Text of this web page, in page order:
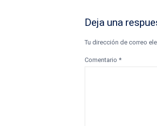
Deja una
Tu dirección de correo
Comentario *